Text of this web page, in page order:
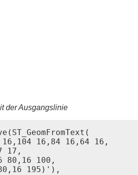
der Ausgangslinie
16,104 16,84 16,64 16,
17,
80,16 100,
195)'),